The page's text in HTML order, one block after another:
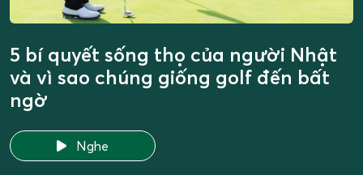
5 bí quyết sống thọ của người Nhật
và vì sao chúng giống golf đến bất
ngờ
Nghe